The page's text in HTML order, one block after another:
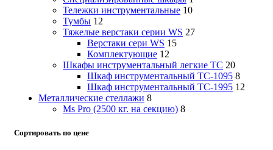
Тележки инструментальные 10
Тумбы 12
Тяжелые верстаки серии WS 27
Верстаки сери WS 15
Комплектующие 12
Шкафы инструментальный легкие ТС 20
Шкаф инструментальный TC-1095 8
Шкаф инструментальный TC-1995 12
Металлические стеллажи 8
Ms Pro (2500 кг. на секцию) 8
Сортировать по цене